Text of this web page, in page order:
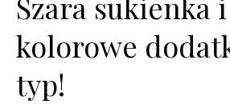
kolorowe
typ!